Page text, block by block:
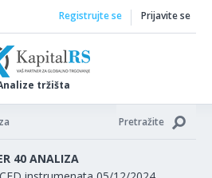
tržišta
Registrujte se Prijavite se
Pretražite
40 ANALIZA